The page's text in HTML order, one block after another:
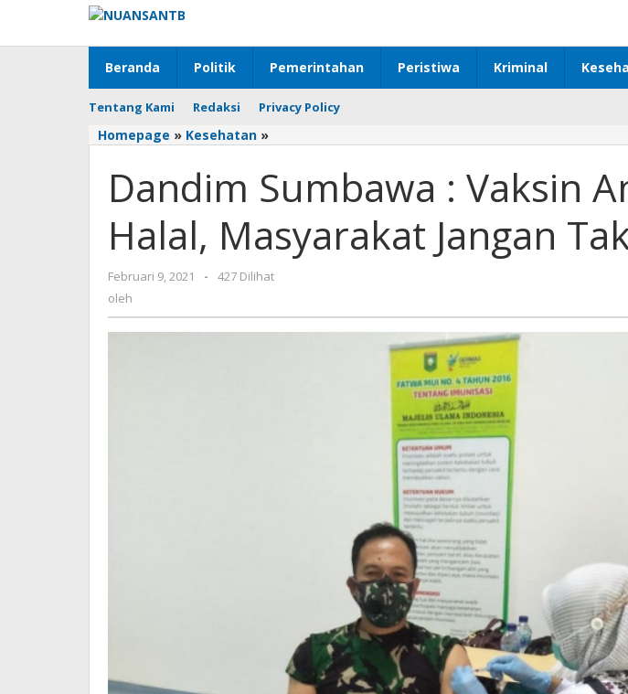
konten
Beranda Politik Pemerintahan Peristiwa Kriminal
Tentang Kami Redaksi Privacy Policy
Homepage » Kesehatan »
:
Vaksin
dan
Halal,
Masyarakat
Dandim Sumbawa : Vaksin
Halal, Masyarakat Jangan
Februari 9, 2021 oleh
-
427 Dilihat
oleh